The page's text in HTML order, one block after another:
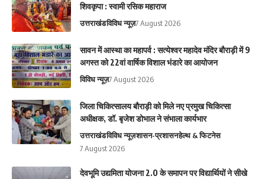
शिवकृपा : स्वामी रसिक महाराज
उत्तराखंडविविध न्यूज़7 August 2026
सावन में आस्था का महापर्व : सत्येश्वर महादेव मंदिर बौराड़ी में 9
अगस्त को 22वां वार्षिक विशाल भंडारे का आयोजन
विविध न्यूज़7 August 2026
जिला चिकित्सालय बौराड़ी को मिले नए प्रमुख चिकित्सा
अधीक्षक, डॉ. बृजेश डोभाल ने संभाला कार्यभार
उत्तराखंडविविध न्यूज़शासन-प्रशासनहेल्थ & फिटनेस
7 August 2026
देवभूमि उद्यमिता योजना 2.0 के समापन पर विद्यार्थियों ने सीखे